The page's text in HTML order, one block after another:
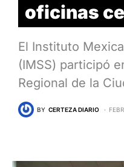
oficinas
El Instituto
(IMSS) participó
Regional de la
BY CERTEZA DIARIO